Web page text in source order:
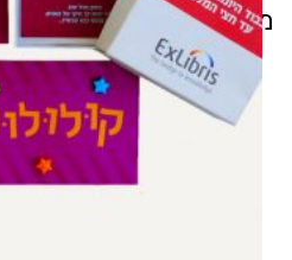
מוצרים קשורים